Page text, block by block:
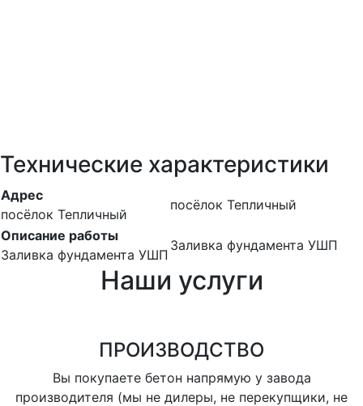
Технические характеристики
Адрес
посёлок Тепличный
посёлок Тепличный
Описание работы
Заливка фундамента УШП
Заливка фундамента УШП
Наши услуги
ПРОИЗВОДСТВО
Вы покупаете бетон напрямую у завода
производителя (мы не дилеры, не перекупщики, не